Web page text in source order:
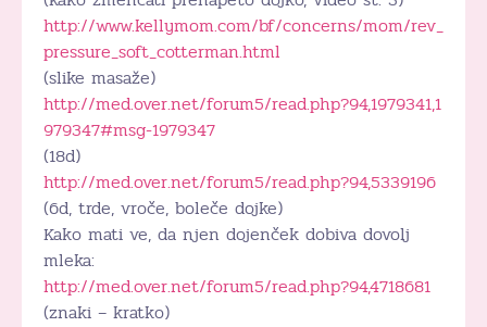
http://www.kellymom.com/bf/concerns/mom/rev_
pressure_soft_cotterman.html
(slike masaže)
http://med.over.net/forum5/read.php?94,1979341,1
979347#msg-1979347
(18d)
http://med.over.net/forum5/read.php?94,5339196
(6d, trde, vroče, boleče dojke)
Kako mati ve, da njen dojenček dobiva dovolj
mleka:
http://med.over.net/forum5/read.php?94,4718681
(znaki – kratko)